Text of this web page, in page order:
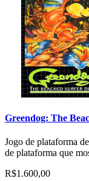
Greendog: The
Jogo de plataforma
de plataforma que
R$1.600,00